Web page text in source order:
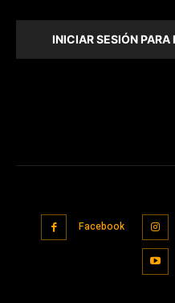
INICIAR SESIÓN
Facebook